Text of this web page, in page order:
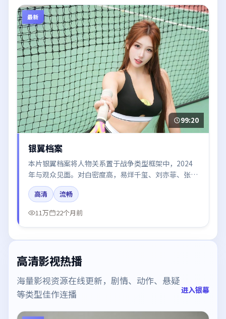
最新
99:20
银翼档案
本片银翼档案将人物关系置于战争类型框架中，2024
年与观众见面。对白密度高，易烊千玺、刘亦菲、张子
枫的台词节奏值得关注；整体气质偏美国都市与冷色调
摄影。
高清
流畅
11万
22个月前
高清影视热播
海量影视资源在线更新，剧情、动作、悬疑
等类型佳作连播
进入银幕